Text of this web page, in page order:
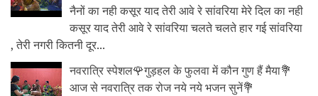
नैनों का नही कसूर याद तेरी आवे रे सांवरिया मेरे दिल का नही
कसूर याद तेरी आवे रे सांवरिया चलते चलते हार गई सांवरिया
, तेरी नगरी कितनी दूर...
नवरात्रि स्पेशल🌹गुड़हल के फुलवा में कौन गुण हैं मैया💐
आज से नवरात्रि तक रोज नये नये भजन सुनें💐